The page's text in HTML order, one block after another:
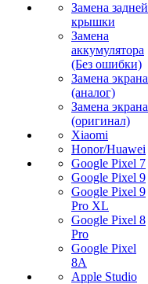
Замена задней
крышки
Замена
аккумулятора
(Без ошибки)
Замена экрана
(аналог)
Замена экрана
(оригинал)
Xiaomi
Honor/Huawei
Google Pixel 7
Google Pixel 9
Google Pixel 9
Pro XL
Google Pixel 8
Pro
Google Pixel
8A
Apple Studio